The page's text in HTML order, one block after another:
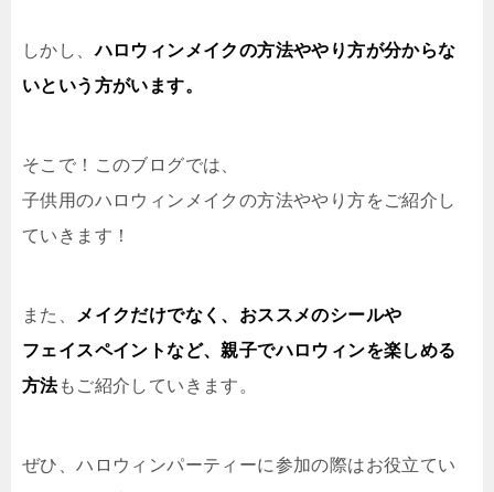
しかし、ハロウィンメイクの方法ややり方が分からな
いという方がいます。
そこで！このブログでは、
子供用のハロウィンメイクの方法ややり方をご紹介し
ていきます！
また、
メイクだけでなく、おススメのシールや
フェイスペイントなど、親子でハロウィンを楽しめる
方法もご紹介していきます。
ぜひ、ハロウィンパーティーに参加の際はお役立てい